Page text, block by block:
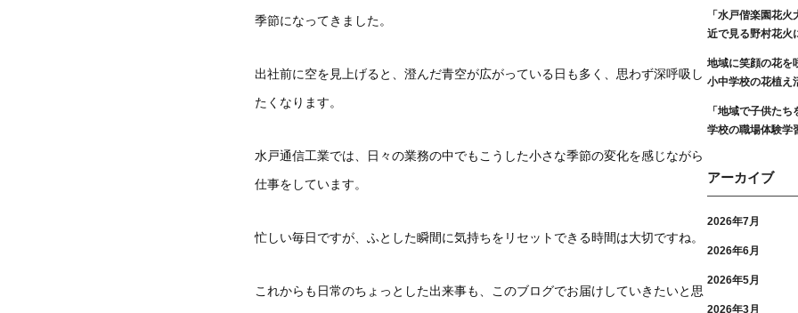
季節になってきました。
出社前に空を見上げると、澄んだ青空が広がっている日も多く、思わず深呼吸し
たくなります。
水戸通信工業では、日々の業務の中でもこうした小さな季節の変化を感じながら
仕事をしています。
忙しい毎日ですが、ふとした瞬間に気持ちをリセットできる時間は大切ですね。
これからも日常のちょっとした出来事も、このブログでお届けしていきたいと思
「水戸偕楽園花
近で見る野村花火
地域に笑顔の花を
小中学校の花植え
「地域で子供た
学校の職場体験学
アーカイブ
2026年7月
2026年6月
2026年5月
2026年3月